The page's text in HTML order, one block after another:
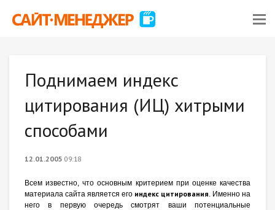
Поднимаем индекс
цитирования (ИЦ) хитрыми
способами
12.01.2005 09:18
Всем известно, что основным критерием при оценке качества
материала сайта является его индекс цитирования. Именно на
него в первую очередь смотрят ваши потенциальные